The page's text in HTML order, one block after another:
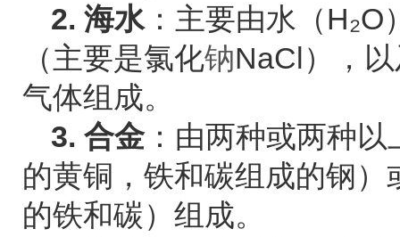
2. 海水：主要由水（H₂O
（主要是氯化钠NaCl），
气体组成。
3. 合金：由两种或两种以
的黄铜，铁和碳组成的钢
的铁和碳）组成。